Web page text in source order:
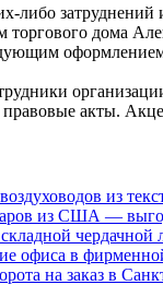
либо затруднений
дома
оформлением
акты.
из
из США —
чердачной
офиса в
на заказ в